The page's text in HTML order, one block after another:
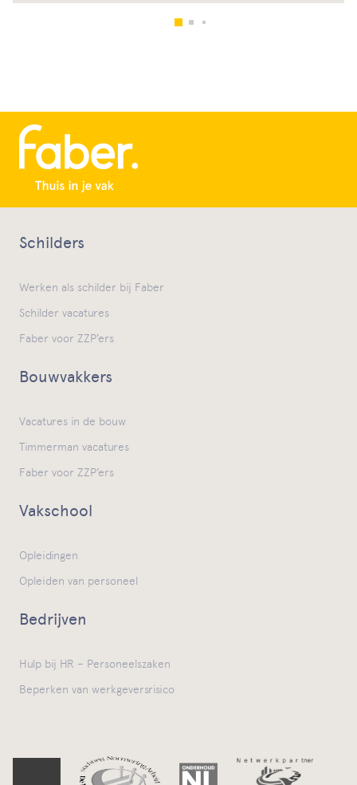
Schilders
Werken als schilder bij Faber
Schilder vacatures
Faber voor ZZP’ers
Bouwvakkers
Vacatures in de bouw
Timmerman vacatures
Faber voor ZZP’ers
Vakschool
Opleidingen
Opleiden van personeel
Bedrijven
Hulp bij HR – Personeelszaken
Beperken van werkgeversrisico